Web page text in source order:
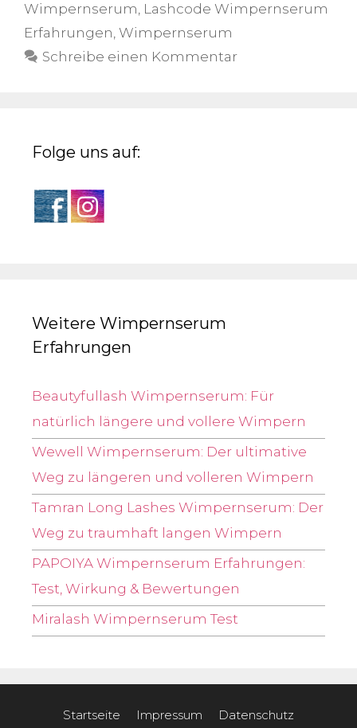
Wimpernserum, Lashcode Wimpernserum
Erfahrungen, Wimpernserum
Schreibe einen Kommentar
Folge uns auf:
Weitere Wimpernserum
Erfahrungen
Beautyfullash Wimpernserum: Für
natürlich längere und vollere Wimpern
Wewell Wimpernserum: Der ultimative
Weg zu längeren und volleren Wimpern
Tamran Long Lashes Wimpernserum: Der
Weg zu traumhaft langen Wimpern
PAPOIYA Wimpernserum Erfahrungen:
Test, Wirkung & Bewertungen
Miralash Wimpernserum Test
Startseite Impressum Datenschutz